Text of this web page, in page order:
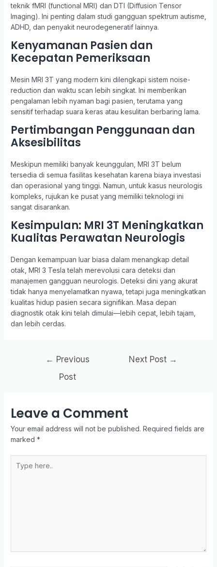
teknik fMRI (functional MRI) dan DTI (Diffusion Tensor
Imaging). Ini penting dalam studi gangguan spektrum autisme,
ADHD, dan penyakit neurodegeneratif lainnya.
Kenyamanan Pasien dan
Kecepatan Pemeriksaan
Mesin MRI 3T yang modern kini dilengkapi sistem noise-
reduction dan waktu scan lebih singkat. Ini memberikan
pengalaman lebih nyaman bagi pasien, terutama yang
sensitif terhadap suara keras atau kesulitan berbaring lama.
Pertimbangan Penggunaan dan
Aksesibilitas
Meskipun memiliki banyak keunggulan, MRI 3T belum
tersedia di semua fasilitas kesehatan karena biaya investasi
dan operasional yang tinggi. Namun, untuk kasus neurologis
kompleks, rujukan ke pusat yang memiliki teknologi ini
sangat disarankan.
Kesimpulan: MRI 3T Meningkatkan
Kualitas Perawatan Neurologis
Dengan kemampuan luar biasa dalam menangkap detail
otak, MRI 3 Tesla telah merevolusi cara deteksi dan
manajemen gangguan neurologis. Deteksi dini yang akurat
tidak hanya menyelamatkan nyawa, tetapi juga meningkatkan
kualitas hidup pasien secara signifikan. Masa depan
diagnostik otak kini telah dimulai—lebih cepat, lebih tajam,
dan lebih cerdas.
← Previous
Post
Next Post →
Leave a Comment
Your email address will not be published. Required fields are
marked *